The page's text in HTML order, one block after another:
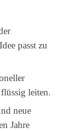
passt zu
leiten.
neue
Jahre